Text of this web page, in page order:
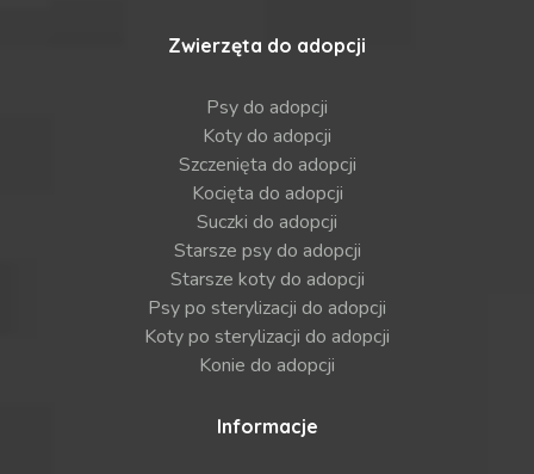
Zwierzęta do adopcji
Psy do adopcji
Koty do adopcji
Szczenięta do adopcji
Kocięta do adopcji
Suczki do adopcji
Starsze psy do adopcji
Starsze koty do adopcji
Psy po sterylizacji do adopcji
Koty po sterylizacji do adopcji
Konie do adopcji
Informacje